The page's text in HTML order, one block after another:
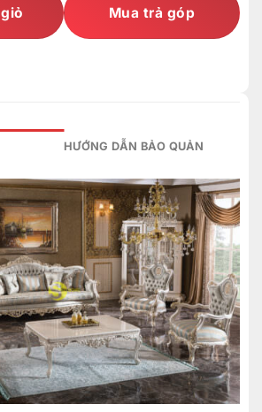
Mua trả góp
HƯỚNG DẪN BẢO QUẢN